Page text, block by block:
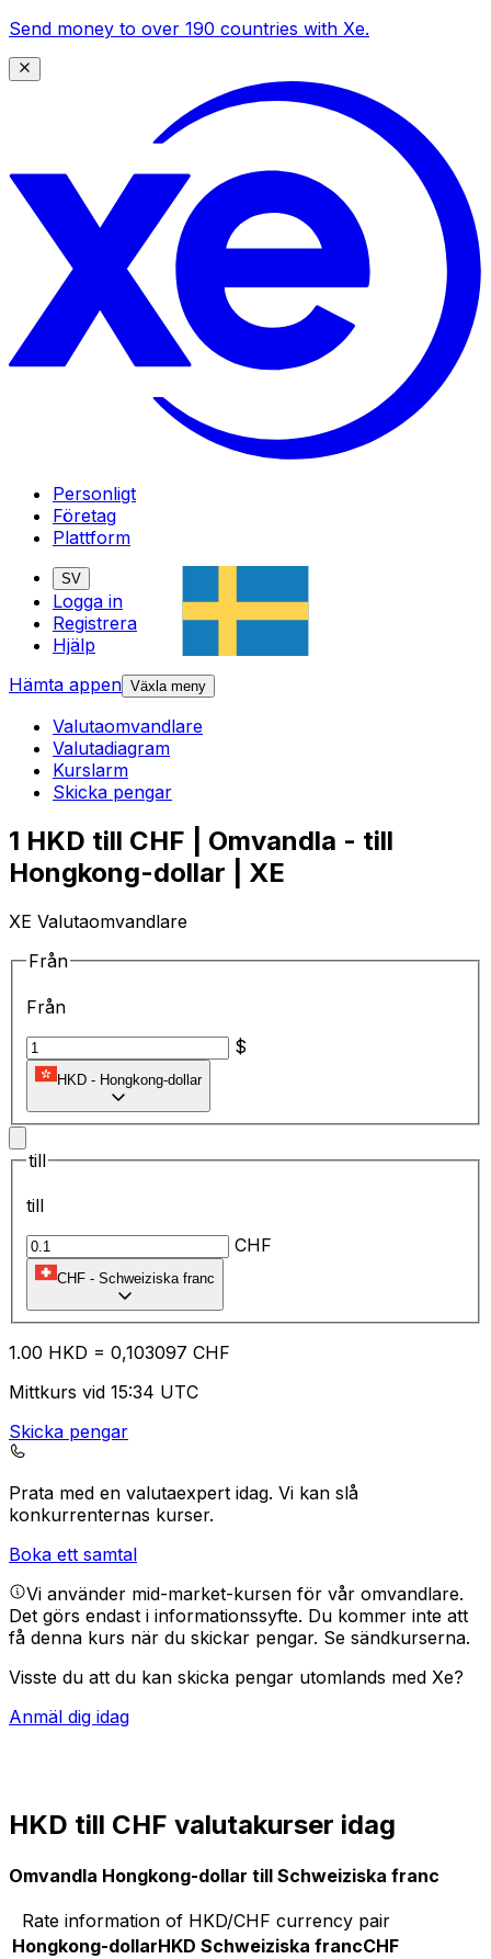
Send money to over 190 countries with Xe.
Personligt
Företag
Plattform
SV
Logga in
Registrera
Hjälp
Hämta appen Växla meny
Valutaomvandlare
Valutadiagram
Kurslarm
Skicka pengar
1 HKD till CHF | Omvandla - till
Hongkong-dollar | XE
XE Valutaomvandlare
Från
Från
$
HKD - Hongkong-dollar
till
till
CHF
CHF - Schweiziska franc
1.00 HKD = 0,103097 CHF
Mittkurs vid 15:34 UTC
Skicka pengar
Prata med en valutaexpert idag. Vi kan slå
konkurrenternas kurser.
Boka ett samtal
Vi använder mid-market-kursen för vår omvandlare.
Det görs endast i informationssyfte. Du kommer inte att
få denna kurs när du skickar pengar. Se sändkurserna.
Visste du att du kan skicka pengar utomlands med Xe?
Anmäl dig idag
HKD till CHF valutakurser idag
Omvandla Hongkong-dollar till Schweiziska franc
Rate information of HKD/CHF currency pair
Hongkong-dollarHKD Schweiziska francCHF